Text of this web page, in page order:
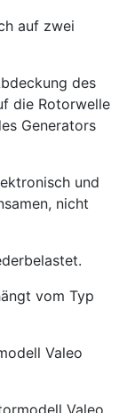
auf zwei
des
die Rotorwelle
Generators
und
nicht
vom Typ
Valeo
Valeo